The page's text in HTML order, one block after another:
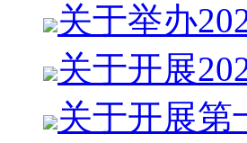
关于举办
关于开展
关于开展第